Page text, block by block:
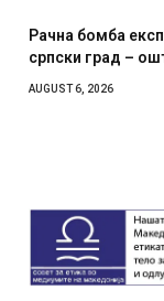
И Данска се
месечна воена
AUGUST 4, 2026